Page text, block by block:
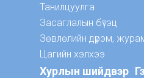
Танилцуулга
Засаглалын бүтэц
Зөвлөлийн дүрэм,
Цагийн хэлхээ
Хурлын шийдвэр